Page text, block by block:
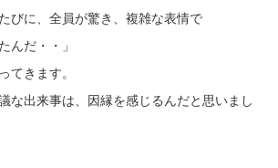
びに、全員が驚き、複雑な表情で
んだ・・」
てきます。
な出来事は、因縁を感じるんだと思いまし